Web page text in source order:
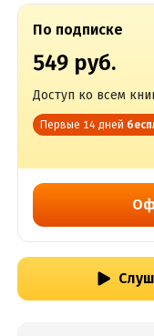
По подписке
549 руб.
Доступ ко всем
Первые 14 дней